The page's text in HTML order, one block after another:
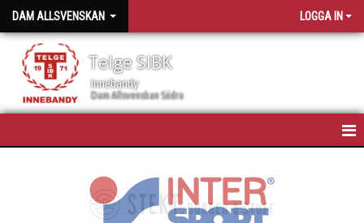
DAM ALLSVENSKAN LOGGA IN
Telge SIBK
Innebandy
Dam Allsvenskan Södra